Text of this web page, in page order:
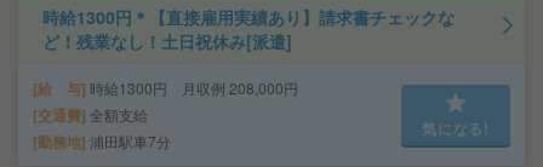
時給1300円＊【直接雇用実績あり】請求書チェックな
ど！残業なし！土日祝休み[派遣]
給 与 時給1300円 月収例 208,000円
交通費 全額支給
勤務地 浦田駅車7分
気になる!